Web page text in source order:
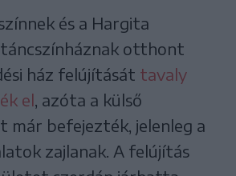
és a Hargita
otthont
ház felújítását tavaly
el , azóta a külső
már befejezték, jelenleg a
zajlanak. A felújítás